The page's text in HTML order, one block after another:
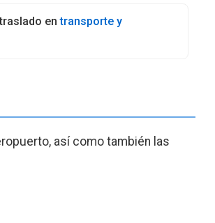
entransporte y
así­ como también las